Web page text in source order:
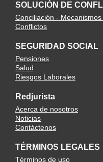
SOLUCIÓN DE
Conciliación -
Conflictos
SEGURIDAD SOCIAL
Pensiones
Salud
Riesgos Laborales
Redjurista
Acerca de nosotros
Noticias
Contáctenos
TÉRMINOS LEGALES
Términos de uso